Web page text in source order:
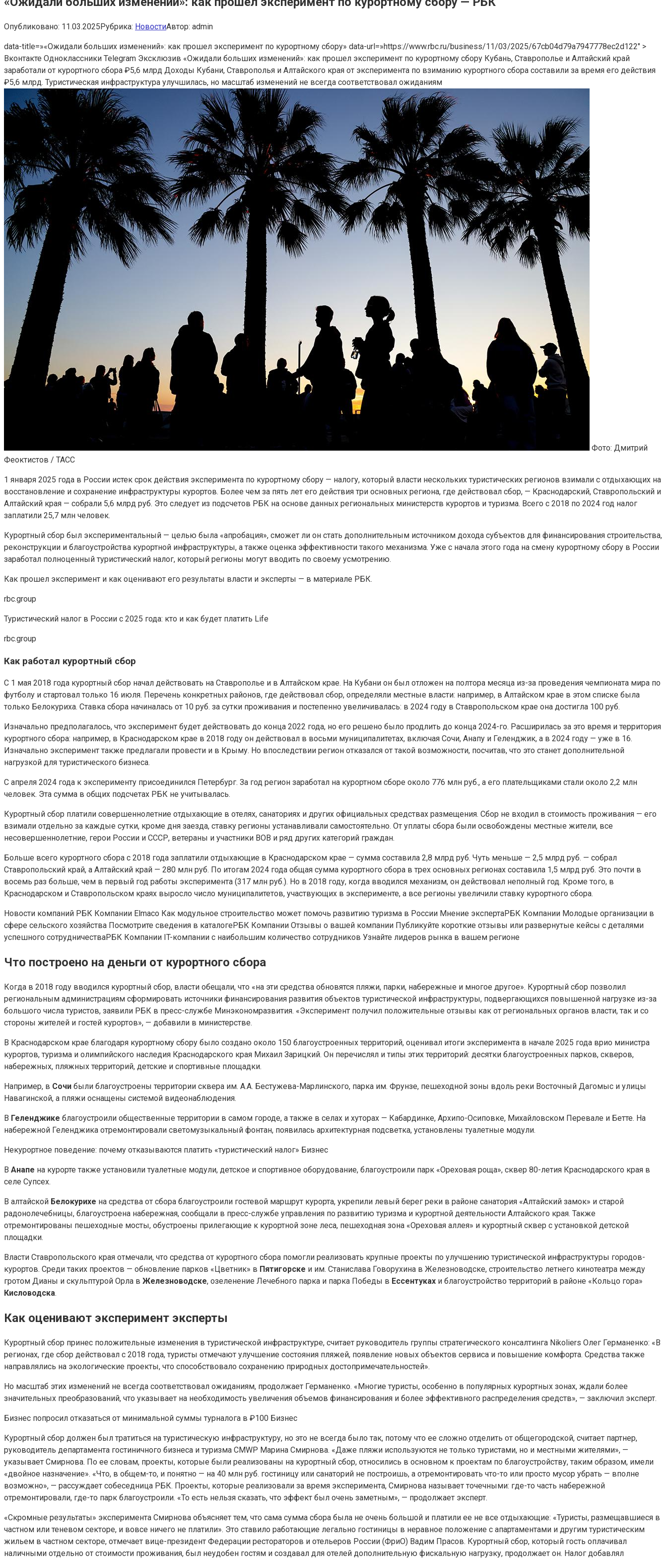
Опубликовано: 11.03.2025Рубрика: НовостиАвтор: admin
data-title=»«Ожидали больших изменений»: как прошел эксперимент по курортному сбору» data-url=»https://www.rbc.ru/business/11/03/2025/67cb04d79a7947778ec2d122″ >
Вконтакте Одноклассники Telegram Эксклюзив «Ожидали больших изменений»: как прошел эксперимент по курортному сбору Кубань, Ставрополье и Алтайский край
заработали от курортного сбора ₽5,6 млрд Доходы Кубани, Ставрополья и Алтайского края от эксперимента по взиманию курортного сбора составили за время его действия
₽5,6 млрд. Туристическая инфраструктура улучшилась, но масштаб изменений не всегда соответствовал ожиданиям
Фото: Дмитрий
Феоктистов / ТАСС
1 января 2025 года в России истек срок действия эксперимента по курортному сбору — налогу, который власти нескольких туристических регионов взимали с отдыхающих на
восстановление и сохранение инфраструктуры курортов. Более чем за пять лет его действия три основных региона, где действовал сбор, — Краснодарский, Ставропольский и
Алтайский края — собрали 5,6 млрд руб. Это следует из подсчетов РБК на основе данных региональных министерств курортов и туризма. Всего с 2018 по 2024 год налог
заплатили 25,7 млн человек.
Курортный сбор был экспериментальный — целью была «апробация», сможет ли он стать дополнительным источником дохода субъектов для финансирования строительства,
реконструкции и благоустройства курортной инфраструктуры, а также оценка эффективности такого механизма. Уже с начала этого года на смену курортному сбору в России
заработал полноценный туристический налог, который регионы могут вводить по своему усмотрению.
Как прошел эксперимент и как оценивают его результаты власти и эксперты — в материале РБК.
rbc.group
Туристический налог в России с 2025 года: кто и как будет платить Life
rbc.group
Как работал курортный сбор
С 1 мая 2018 года курортный сбор начал действовать на Ставрополье и в Алтайском крае. На Кубани он был отложен на полтора месяца из-за проведения чемпионата мира по
футболу и стартовал только 16 июля. Перечень конкретных районов, где действовал сбор, определяли местные власти: например, в Алтайском крае в этом списке была
только Белокуриха. Ставка сбора начиналась от 10 руб. за сутки проживания и постепенно увеличивалась: в 2024 году в Ставропольском крае она достигла 100 руб.
Изначально предполагалось, что эксперимент будет действовать до конца 2022 года, но его решено было продлить до конца 2024-го. Расширилась за это время и территория
курортного сбора: например, в Краснодарском крае в 2018 году он действовал в восьми муниципалитетах, включая Сочи, Анапу и Геленджик, а в 2024 году — уже в 16.
Изначально эксперимент также предлагали провести и в Крыму. Но впоследствии регион отказался от такой возможности, посчитав, что это станет дополнительной
нагрузкой для туристического бизнеса.
С апреля 2024 года к эксперименту присоединился Петербург. За год регион заработал на курортном сборе около 776 млн руб., а его плательщиками стали около 2,2 млн
человек. Эта сумма в общих подсчетах РБК не учитывалась.
Курортный сбор платили совершеннолетние отдыхающие в отелях, санаториях и других официальных средствах размещения. Сбор не входил в стоимость проживания — его
взимали отдельно за каждые сутки, кроме дня заезда, ставку регионы устанавливали самостоятельно. От уплаты сбора были освобождены местные жители, все
несовершеннолетние, герои России и СССР, ветераны и участники ВОВ и ряд других категорий граждан.
Больше всего курортного сбора с 2018 года заплатили отдыхающие в Краснодарском крае — сумма составила 2,8 млрд руб. Чуть меньше — 2,5 млрд руб. — собрал
Ставропольский край, а Алтайский край — 280 млн руб. По итогам 2024 года общая сумма курортного сбора в трех основных регионах составила 1,5 млрд руб. Это почти в
восемь раз больше, чем в первый год работы эксперимента (317 млн руб.). Но в 2018 году, когда вводился механизм, он действовал неполный год. Кроме того, в
Краснодарском и Ставропольском краях выросло число муниципалитетов, участвующих в эксперименте, а все регионы увеличили ставку курортного сбора.
Новости компаний РБК Компании Elmaco Как модульное строительство может помочь развитию туризма в России Мнение экспертаРБК Компании Молодые организации в
сфере сельского хозяйства Посмотрите сведения в каталоге РБК Компании Отзывы о вашей компании Публикуйте короткие отзывы или развернутые кейсы с деталями
успешного сотрудничестваРБК Компании IT-компании с наибольшим количество сотрудников Узнайте лидеров рынка в вашем регионе
Что построено на деньги от курортного сбора
Когда в 2018 году вводился курортный сбор, власти обещали, что «на эти средства обновятся пляжи, парки, набережные и многое другое». Курортный сбор позволил
региональным администрациям сформировать источники финансирования развития объектов туристической инфраструктуры, подвергающихся повышенной нагрузке из-за
большого числа туристов, заявили РБК в пресс-службе Минэкономразвития. «Эксперимент получил положительные отзывы как от региональных органов власти, так и со
стороны жителей и гостей курортов», — добавили в министерстве.
В Краснодарском крае благодаря курортному сбору было создано около 150 благоустроенных территорий, оценивал итоги эксперимента в начале 2025 года врио министра
курортов, туризма и олимпийского наследия Краснодарского края Михаил Зарицкий. Он перечислял и типы этих территорий: десятки благоустроенных парков, скверов,
набережных, пляжных территорий, детские и спортивные площадки.
Например, в Сочи были благоустроены территории сквера им. А.А. Бестужева-Марлинского, парка им. Фрунзе, пешеходной зоны вдоль реки Восточный Дагомыс и улицы
Навагинской, а пляжи оснащены системой видеонаблюдения.
В Геленджике благоустроили общественные территории в самом городе, а также в селах и хуторах — Кабардинке, Архипо-Осиповке, Михайловском Перевале и Бетте. На
набережной Геленджика отремонтировали светомузыкальный фонтан, появилась архитектурная подсветка, установлены туалетные модули.
Некурортное поведение: почему отказываются платить «туристический налог» Бизнес
В Анапе на курорте также установили туалетные модули, детское и спортивное оборудование, благоустроили парк «Ореховая роща», сквер 80-летия Краснодарского края в
селе Супсех.
В алтайской Белокурихе на средства от сбора благоустроили гостевой маршрут курорта, укрепили левый берег реки в районе санатория «Алтайский замок» и старой
радонолечебницы, благоустроена набережная, сообщали в пресс-службе управления по развитию туризма и курортной деятельности Алтайского края. Также
отремонтированы пешеходные мосты, обустроены прилегающие к курортной зоне леса, пешеходная зона «Ореховая аллея» и курортный сквер с установкой детской
площадки.
Власти Ставропольского края отмечали, что средства от курортного сбора помогли реализовать крупные проекты по улучшению туристической инфраструктуры городов-
курортов. Среди таких проектов — обновление парков «Цветник» в Пятигорске и им. Станислава Говорухина в Железноводске, строительство летнего кинотеатра между
гротом Дианы и скульптурой Орла в Железноводске, озеленение Лечебного парка и парка Победы в Ессентуках и благоустройство территорий в районе «Кольцо гора»
Кисловодска.
Как оценивают эксперимент эксперты
Курортный сбор принес положительные изменения в туристической инфраструктуре, считает руководитель группы стратегического консалтинга Nikoliers Олег Германенко: «В
регионах, где сбор действовал с 2018 года, туристы отмечают улучшение состояния пляжей, появление новых объектов сервиса и повышение комфорта. Средства также
направлялись на экологические проекты, что способствовало сохранению природных достопримечательностей».
Но масштаб этих изменений не всегда соответствовал ожиданиям, продолжает Германенко. «Многие туристы, особенно в популярных курортных зонах, ждали более
значительных преобразований, что указывает на необходимость увеличения объемов финансирования и более эффективного распределения средств», — заключил эксперт.
Бизнес попросил отказаться от минимальной суммы турналога в ₽100 Бизнес
Курортный сбор должен был тратиться на туристическую инфраструктуру, но это не всегда было так, потому что ее сложно отделить от общегородской, считает партнер,
руководитель департамента гостиничного бизнеса и туризма CMWP Марина Смирнова. «Даже пляжи используются не только туристами, но и местными жителями», —
указывает Смирнова. По ее словам, проекты, которые были реализованы на курортный сбор, относились в основном к проектам по благоустройству, таким образом, имели
«двойное назначение». «Что, в общем-то, и понятно — на 40 млн руб. гостиницу или санаторий не построишь, а отремонтировать что-то или просто мусор убрать — вполне
возможно», — рассуждает собеседница РБК. Проекты, которые реализовали за время эксперимента, Смирнова называет точечными: где-то часть набережной
отремонтировали, где-то парк благоустроили. «То есть нельзя сказать, что эффект был очень заметным», — продолжает эксперт.
«Скромные результаты» эксперимента Смирнова объясняет тем, что сама сумма сбора была не очень большой и платили ее не все отдыхающие: «Туристы, размещавшиеся в
частном или теневом секторе, и вовсе ничего не платили». Это ставило работающие легально гостиницы в неравное положение с апартаментами и другим туристическим
жильем в частном секторе, отмечает вице-президент Федерации рестораторов и отельеров России (ФриО) Вадим Прасов. Курортный сбор, который гость оплачивал
наличными отдельно от стоимости проживания, был неудобен гостям и создавал для отелей дополнительную фискальную нагрузку, продолжает он. Налог добавлял